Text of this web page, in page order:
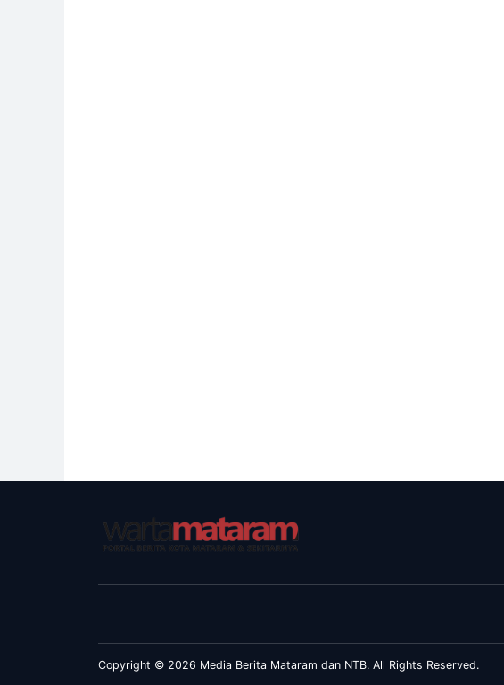
Copyright © 2026 Media Berita Mataram dan NTB. All Rights Reserved.